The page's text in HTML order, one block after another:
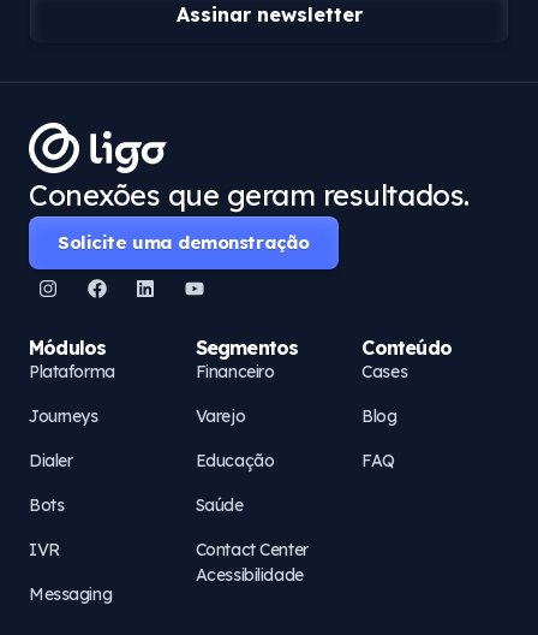
Assinar newsletter
Conexões que geram resultados.
Solicite uma demonstração
Módulos
Plataforma
Journeys
Dialer
Bots
IVR
Messaging
Segmentos
Financeiro
Varejo
Educação
Saúde
Contact Center
Acessibilidade
Conteúdo
Cases
Blog
FAQ